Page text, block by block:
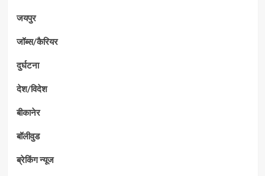
जयपुर
जॉब्स/कैरियर
दुर्घटना
देश/विदेश
बीकानेर
बॉलीवुड
ब्रेकिंग न्यूज